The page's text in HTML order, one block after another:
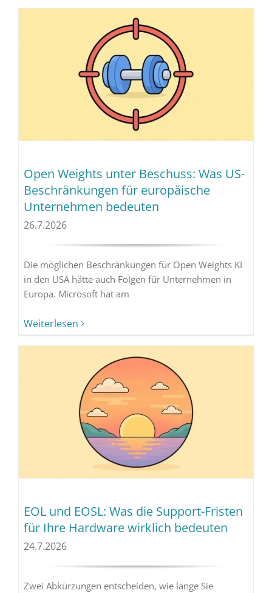
Open Weights unter Beschuss: Was US-
Beschränkungen für europäische
Unternehmen bedeuten
26.7.2026
Die möglichen Beschränkungen für Open Weights KI
in den USA hätte auch Folgen für Unternehmen in
Europa. Microsoft hat am
Weiterlesen
EOL und EOSL: Was die Support-Fristen
für Ihre Hardware wirklich bedeuten
24.7.2026
Zwei Abkürzungen entscheiden, wie lange Sie